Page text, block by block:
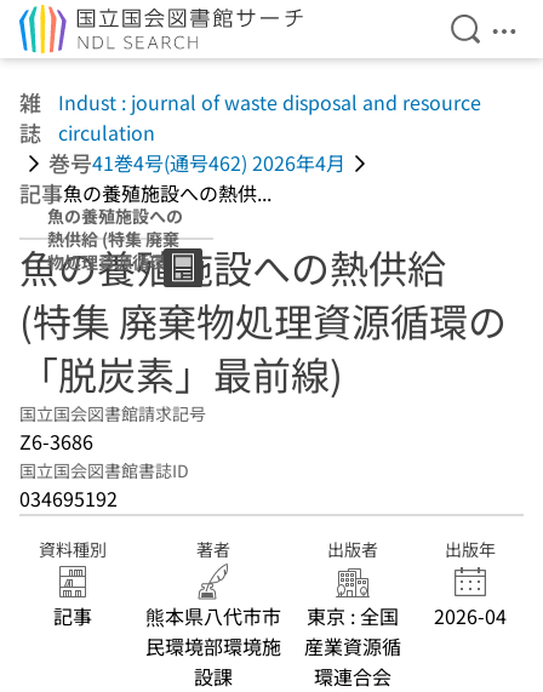
検索を
メ
雑
誌
Indust : journal of waste disposal and resource
circulation
巻号41巻4号(通号462) 2026年4月
記事魚の養殖施設への熱供...
魚の養殖施設への
熱供給 (特集 廃棄
物処理資源循環の
「脱炭素」最前
線)
魚の養殖施設への熱供給
(特集 廃棄物処理資源循環の
「脱炭素」最前線)
国立国会図書館請求記号
Z6-3686
国立国会図書館書誌ID
034695192
資料種別
記事
著者
熊本県八代市市
民環境部環境施
設課
出版者
東京 : 全国
産業資源循
環連合会
出版年
2026-04